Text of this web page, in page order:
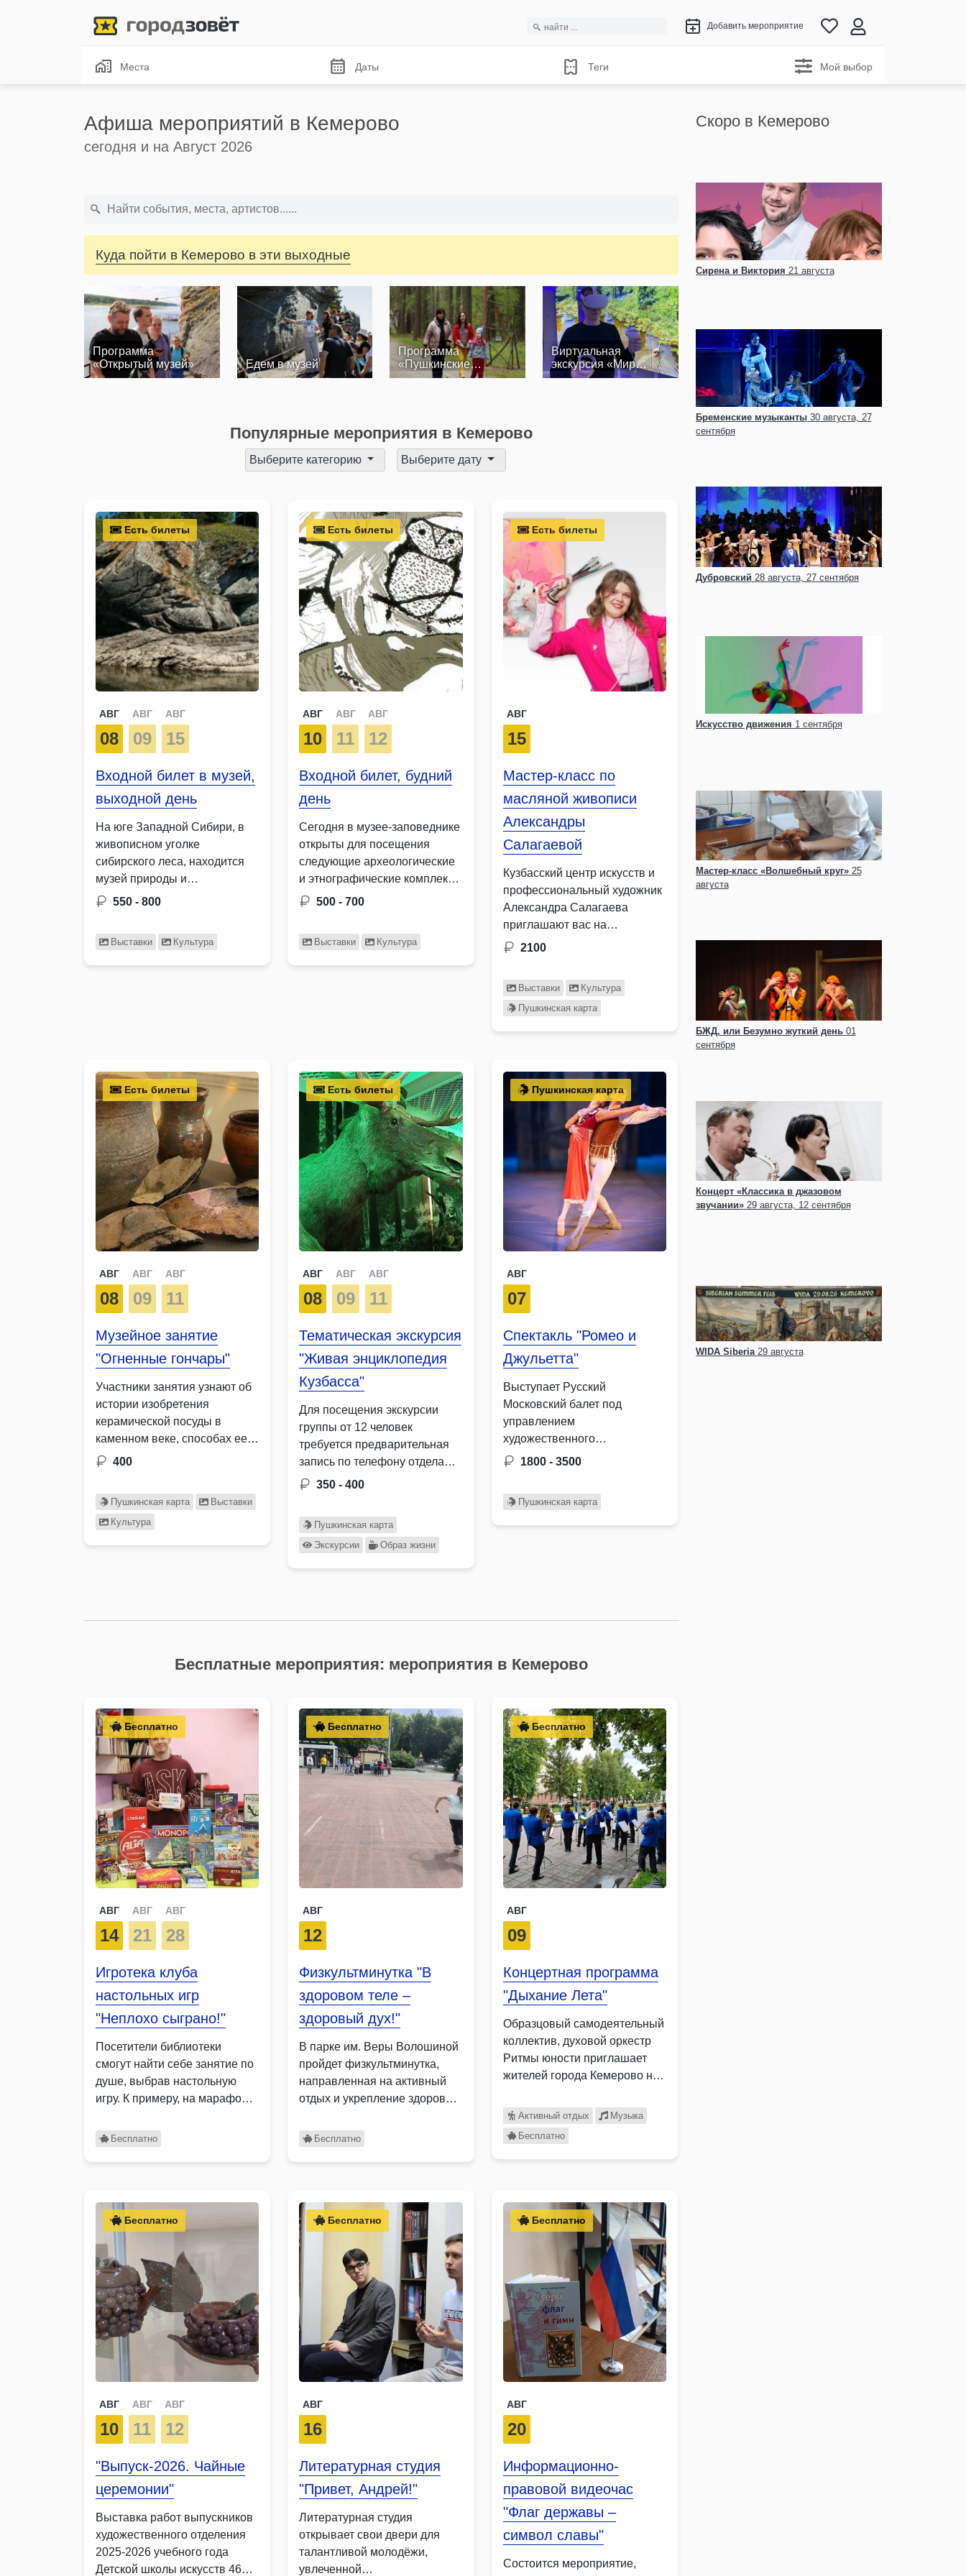
Добавить мероприятие
Места Даты Теги Мой выбор
Афиша мероприятий в Кемерово
сегодня и на Август 2026
Куда пойти в Кемерово в эти выходные
Программа
«Открытый музей»
Едем в музей
Программа
«Пушкинские
выходные»
Виртуальная
экскурсия «Мир
динозавров»
Популярные мероприятия в Кемерово
Выберите категорию Выберите дату
Есть билеты
АВГ
08
АВГ
09
АВГ
15
Входной билет в музей,
выходной день
На юге Западной Сибири, в
живописном уголке
сибирского леса, находится
музей природы и
человеческой истории …
550 - 800
Выставки Культура
Есть билеты
АВГ
10
АВГ
11
АВГ
12
Входной билет, будний
день
Сегодня в музее-заповеднике
открыты для посещения
следующие археологические
и этнографические комплексы
Древнее святилище Томская
500 - 700
Выставки Культура
Есть билеты
АВГ
15
Мастер-класс по
масляной живописи
Александры
Салагаевой
Кузбасский центр искусств и
профессиональный художник
Александра Салагаева
приглашают вас на
волшебный мастер-класс, где
2100
Выставки
Культура
Пушкинская карта
Есть билеты
АВГ
08
АВГ
09
АВГ
11
Музейное занятие
"Огненные гончары"
Участники занятия узнают об
истории изобретения
керамической посуды в
каменном веке, способах ее
использования и …
400
Пушкинская карта
Выставки
Культура
Есть билеты
АВГ
08
АВГ
09
АВГ
11
Тематическая экскурсия
"Живая энциклопедия
Кузбасса"
Для посещения экскурсии
группы от 12 человек
требуется предварительная
запись по телефону отдела
природы. Экскурсия …
350 - 400
Пушкинская карта
Экскурсии
Образ жизни
Пушкинская карта
АВГ
07
Спектакль "Ромео и
Джульетта"
Выступает Русский
Московский балет под
управлением
художественного
руководителя Михаила
1800 - 3500
Пушкинская карта
Бесплатные мероприятия: мероприятия в Кемерово
Бесплатно
АВГ
14
АВГ
21
АВГ
28
Игротека клуба
настольных игр
"Неплохо сыграно!"
Посетители библиотеки
смогут найти себе занятие по
душе, выбрав настольную
игру. К примеру, на марафоне
Бесплатно
Бесплатно
АВГ
12
Физкультминутка "В
здоровом теле –
здоровый дух!"
В парке им. Веры Волошиной
пройдет физкультминутка,
направленная на активный
отдых и укрепление здоровья
Бесплатно
Бесплатно
АВГ
09
Концертная программа
"Дыхание Лета"
Образцовый самодеятельный
коллектив, духовой оркестр
Ритмы юности приглашает
жителей города Кемерово на
Активный отдых
Музыка
Бесплатно
Бесплатно
АВГ
10
АВГ
11
АВГ
12
"Выпуск-2026. Чайные
церемонии"
Выставка работ выпускников
художественного отделения
2025-2026 учебного года
Детской школы искусств 46
Бесплатно
АВГ
16
Литературная студия
"Привет, Андрей!"
Литературная студия
открывает свои двери для
талантливой молодёжи,
увлеченной
Бесплатно
АВГ
20
Информационно-
правовой видеочас
"Флаг державы –
символ славы"
Состоится мероприятие,
Скоро в Кемерово
Сирена и Виктория 21 августа
Бременские музыканты 30 августа, 27
сентября
Дубровский 28 августа, 27 сентября
Искусство движения 1 сентября
Мастер-класс «Волшебный круг» 25
августа
БЖД, или Безумно жуткий день 01
сентября
Концерт «Классика в джазовом
звучании» 29 августа, 12 сентября
WIDA Siberia 29 августа